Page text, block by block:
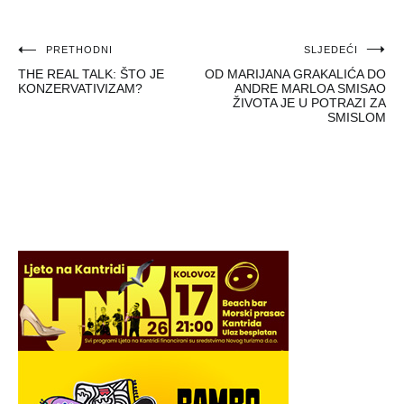
Navigacija
objava
PRETHODNI
THE REAL TALK: ŠTO JE
KONZERVATIVIZAM?
SLJEDEĆI
OD MARIJANA GRAKALIĆA DO
ANDRE MARLOA SMISAO
ŽIVOTA JE U POTRAZI ZA
SMISLOM